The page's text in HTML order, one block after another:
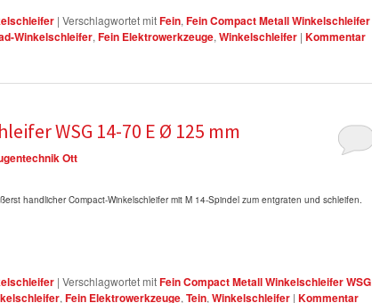
| Verschlagwortet mitFein, Fein Compact Metall Winkelschleifer
Winkelschleifer, Fein Elektrowerkzeuge, Winkelschleifer | Kommentar
WSG 14-70 E Ø 125 mm
Ott
handlicher Compact-Winkelschleifer mit M 14-Spindel zum entgraten und schleifen.
| Verschlagwortet mitFein Compact Metall Winkelschleifer WSG
, Fein Elektrowerkzeuge, Tein, Winkelschleifer | Kommentar